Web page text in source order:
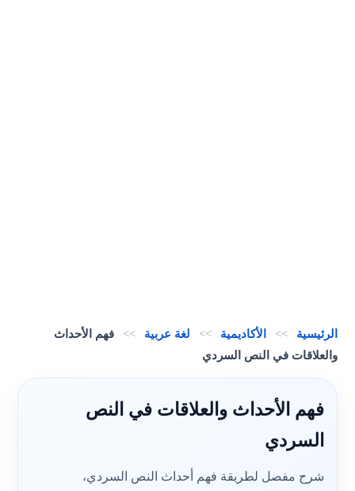
الرئيسية >> الأكاديمية >> لغة عربية >>
فهم الأحداث
والعلاقات في النص السردي
فهم الأحداث والعلاقات في النص
السردي
شرح مفصل لطريقة فهم أحداث النص السردي،